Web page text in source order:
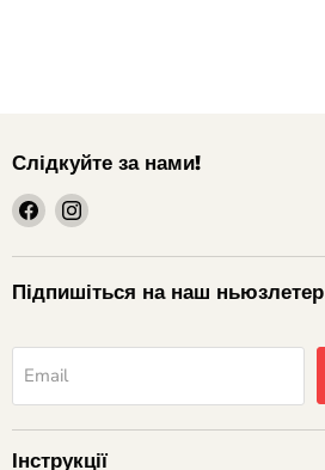
Слідкуйте за нами!
шукайте
нас
на
Facebook
шукайте
на
Instagram
Підпишіться на наш ньюзлетер
Email
Інструкції